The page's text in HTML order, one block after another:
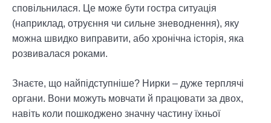
сповільнилася. Це може бути гостра ситуація
(наприклад, отруєння чи сильне зневоднення), яку
можна швидко виправити, або хронічна історія, яка
розвивалася роками.
Знаєте, що найпідступніше? Нирки – дуже терплячі
органи. Вони можуть мовчати й працювати за двох,
навіть коли пошкоджено значну частину їхньої